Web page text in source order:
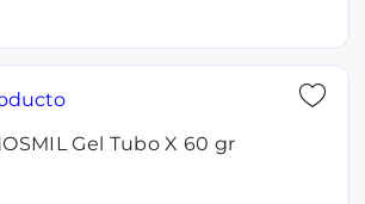
Gel Tubo X 60 gr